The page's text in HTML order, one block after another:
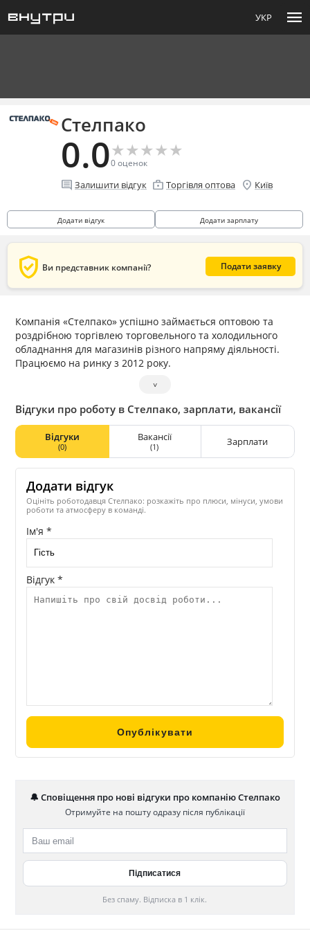
УКР menu
Стелпако
0.0★
★★
★★
★★
★★
★
0оценок
comment Залишити відгук enterprise Торгівля оптова location_on Київ
Додати відгук Додати зарплату
verified_user Ви представник компанії? Подати заявку
Компанія «Стелпако» успішно займається оптовою та
роздрібною торгівлею торговельного та холодильного
обладнання для магазинів різного напряму діяльності.
Працюємо на ринку з 2012 року.
˅
Відгуки про роботу в Стелпако, зарплати, вакансії
Відгуки
(0)
Вакансії
(1) Зарплати
Додати відгук
Оцініть роботодавця Стелпако: розкажіть про плюси, мінуси, умови
роботи та атмосферу в команді.
Ім'я *
Відгук *
🔔 Сповіщення про нові відгуки про компанію Стелпако
Отримуйте на пошту одразу після публікації
Без спаму. Відписка в 1 клік.